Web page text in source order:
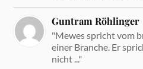
Guntram Röhlinger
"Mewes spricht vom
einer Branche. Er
nicht ..."